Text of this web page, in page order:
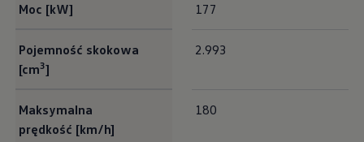
Moc [kW] 177
Pojemność skokowa
[cm3]
2.993
Maksymalna
prędkość [km/h]
180